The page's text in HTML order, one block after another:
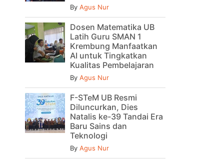
By Agus Nur
Dosen Matematika UB
Latih Guru SMAN 1
Krembung Manfaatkan
AI untuk Tingkatkan
Kualitas Pembelajaran
By Agus Nur
F-STeM UB Resmi
Diluncurkan, Dies
Natalis ke-39 Tandai Era
Baru Sains dan
Teknologi
By Agus Nur